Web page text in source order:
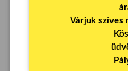
Várjuk szíves